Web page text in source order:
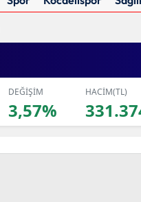
DEĞİŞİM
3,57%
HACİM(TL)